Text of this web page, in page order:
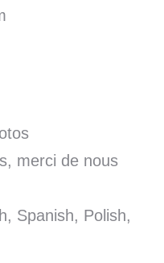
merci de nous
Spanish, Polish,